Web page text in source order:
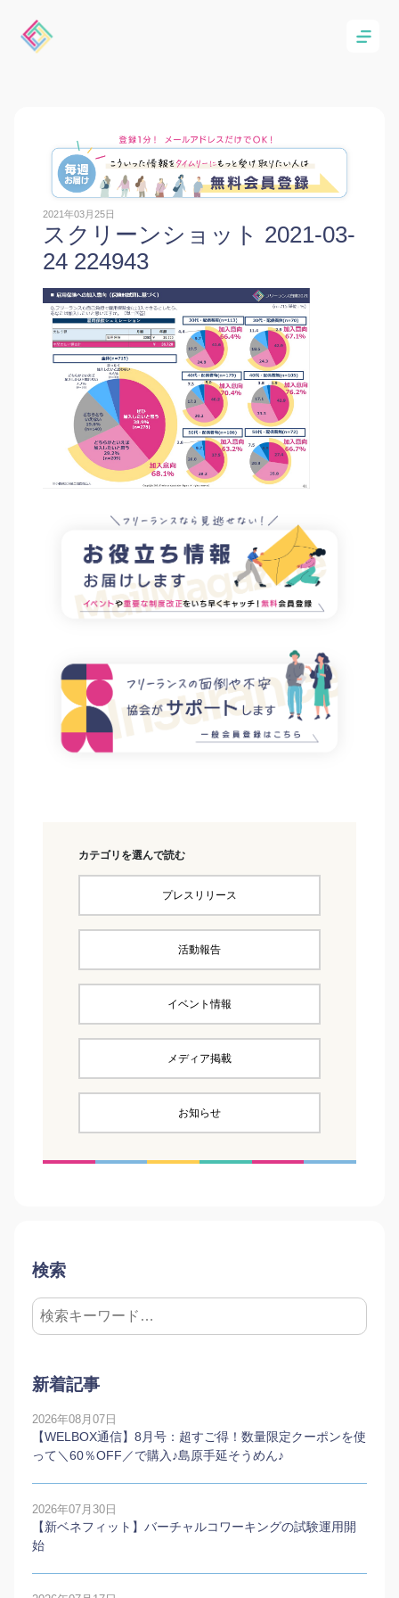
2021年03月25日
スクリーンショット 2021-03-
24 224943
カテゴリを選んで読む
プレスリリース
活動報告
イベント情報
メディア掲載
お知らせ
検索
新着記事
2026年08月07日
【WELBOX通信】8月号：超すご得！数量限定クーポンを使
って＼60％OFF／で購入♪島原手延そうめん♪
2026年07月30日
【新ベネフィット】バーチャルコワーキングの試験運用開
始